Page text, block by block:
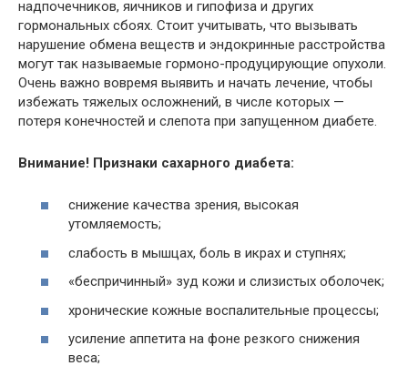
надпочечников, яичников и гипофиза и других
гормональных сбоях. Стоит учитывать, что вызывать
нарушение обмена веществ и эндокринные расстройства
могут так называемые гормоно-продуцирующие опухоли.
Очень важно вовремя выявить и начать лечение, чтобы
избежать тяжелых осложнений, в числе которых —
потеря конечностей и слепота при запущенном диабете.
Внимание! Признаки сахарного диабета:
снижение качества зрения, высокая
утомляемость;
слабость в мышцах, боль в икрах и ступнях;
«беспричинный» зуд кожи и слизистых оболочек;
хронические кожные воспалительные процессы;
усиление аппетита на фоне резкого снижения
веса;